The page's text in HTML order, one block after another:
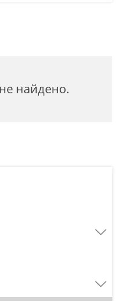
найдено.